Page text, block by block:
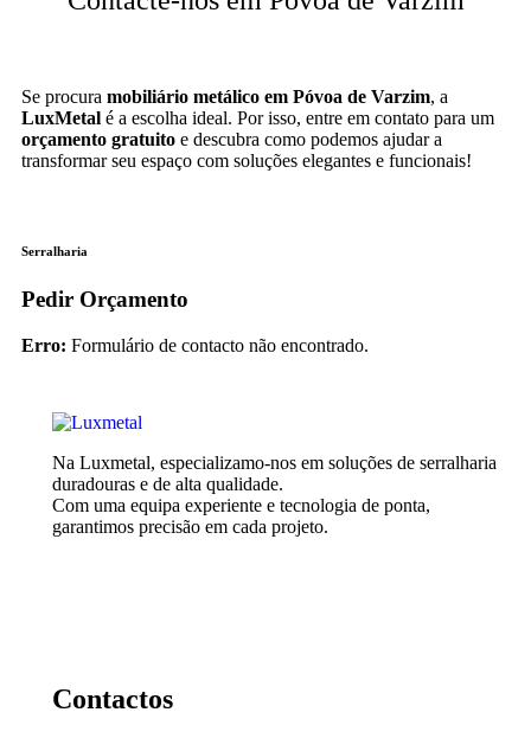
Se procura mobiliário metálico em Póvoa de Varzim, a
LuxMetal é a escolha ideal. Por isso, entre em contato para um
orçamento gratuito e descubra como podemos ajudar a
transformar seu espaço com soluções elegantes e funcionais!
Serralharia
Pedir Orçamento
Erro: Formulário de contacto não encontrado.
Na Luxmetal, especializamo-nos em soluções de serralharia
duradouras e de alta qualidade.
Com uma equipa experiente e tecnologia de ponta,
garantimos precisão em cada projeto.
Contactos